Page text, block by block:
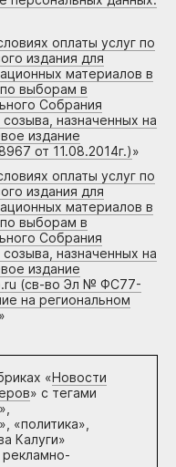
оплаты услуг по
издания для
материалов в
выборам в
Собрания
назначенных на
издание
от 11.08.2014г.)»
оплаты услуг по
издания для
материалов в
выборам в
Собрания
назначенных на
издание
(св-во Эл № ФС77-
на региональном
»
«Новости
» с тегами
«политика»,
Калуги»
рекламно-